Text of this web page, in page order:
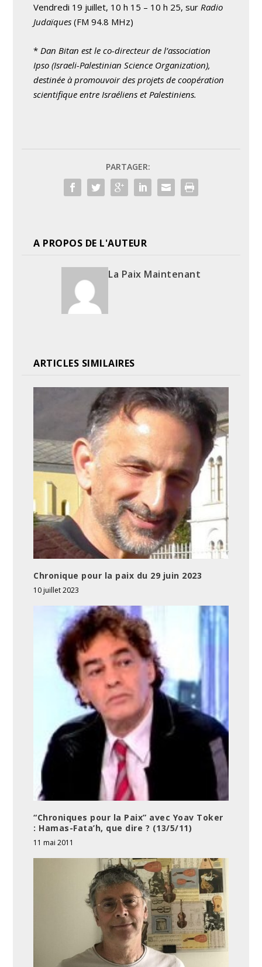
Vendredi 19 juillet, 10 h 15 – 10 h 25, sur Radio
Judaïques (FM 94.8 MHz)
* Dan Bitan est le co-directeur de l’association
Ipso (Israeli-Palestinian Science Organization),
destinée à promouvoir des projets de coopération
scientifique entre Israéliens et Palestiniens.
PARTAGER:
A PROPOS DE L'AUTEUR
La Paix Maintenant
ARTICLES SIMILAIRES
Chronique pour la paix du 29 juin 2023
10 juillet 2023
“Chroniques pour la Paix” avec Yoav Toker
: Hamas-Fata’h, que dire ? (13/5/11)
11 mai 2011